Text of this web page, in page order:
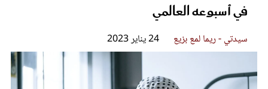
في أسبوعه العالمي
سيدتي - ريما لمع بزيع 24 يناير 2023
جمال
صحة ورشاقة
سيدتي وطفلك
لايف ستايل